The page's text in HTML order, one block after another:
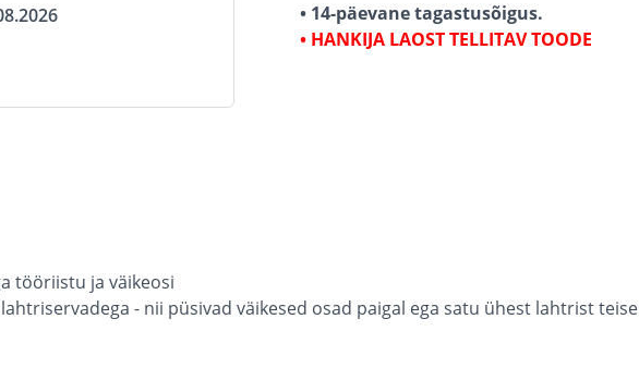
• 14-päevane tagastusõigus.
• HANKIJA LAOST TELLITAV TOODE
tööriistu ja väikeosi
- nii püsivad väikesed osad paigal ega satu ühest lahtrist teise